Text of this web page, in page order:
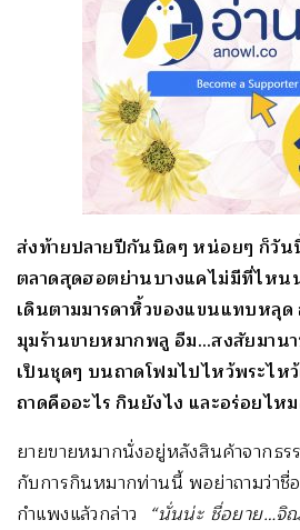
ส่งท้ายปลายปีกันนิดๆ หน่อยๆ ก็วัน
ตลาดสุดฮอตย่านบางแคไม่มีที่ไหน
เดินตามมารดาหิ้วของแขนแทบหลุ
มุมร้านขายหมากพลู อืม…สงสัยมาน
เป็นชุดๆ บนถาดโฟมไปไหว้พระไห
ถาดคืออะไร กินยังไง และอร่อยไห
ยายขายหมากนั่งอยู่หลังสินค้าจากธร
กับการกินหมากท่านนี้ พอย่าถามว่าชื่
กำแพงแล้วกล่าว “นั่นน่ะ ชื่อยาย…จิ